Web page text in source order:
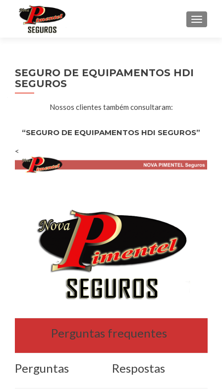
SEGURO DE EQUIPAMENTOS HDI
SEGUROS
Nossos clientes também consultaram:
“SEGURO DE EQUIPAMENTOS HDI SEGUROS”
<
Perguntas frequentes
Perguntas Respostas